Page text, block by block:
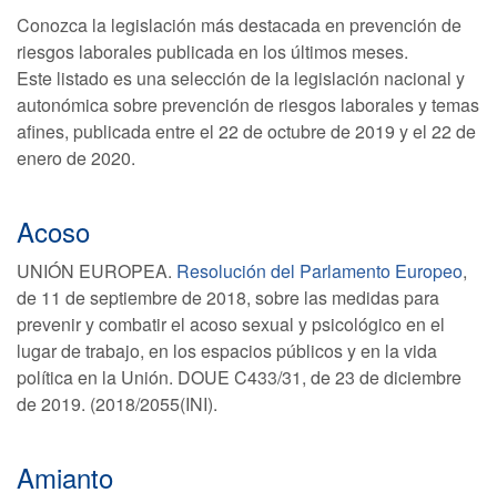
Conozca la legislación más destacada en prevención de
riesgos laborales publicada en los últimos meses.
Este listado es una selección de la legislación nacional y
autonómica sobre prevención de riesgos laborales y temas
afines, publicada entre el 22 de octubre de 2019 y el 22 de
enero de 2020.
Acoso
UNIÓN EUROPEA. Resolución del Parlamento Europeo,
de 11 de septiembre de 2018, sobre las medidas para
prevenir y combatir el acoso sexual y psicológico en el
lugar de trabajo, en los espacios públicos y en la vida
política en la Unión. DOUE C433/31, de 23 de diciembre
de 2019. (2018/2055(INI).
Amianto